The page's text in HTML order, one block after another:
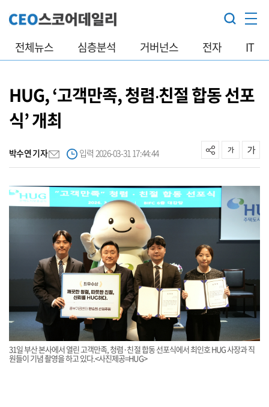
전체뉴스 심층분석 거버넌스 전자 IT
HUG, ‘고객만족, 청렴‧친절 합동 선포
식’ 개최
박수연 기자 입력 2026-03-31 17:44:44
31일 부산 본사에서 열린 고객만족, 청렴·친절 합동 선포식에서 최인호 HUG 사장과 직
원들이 기념 촬영을 하고 있다.<사진제공=HUG>